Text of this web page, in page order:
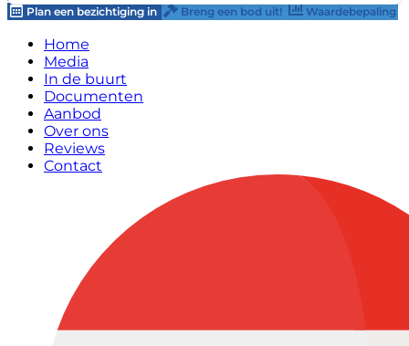
Plan een bezichtiging in
Breng een bod uit! Waardebepaling
Home
Media
In de buurt
Documenten
Aanbod
Over ons
Reviews
Contact